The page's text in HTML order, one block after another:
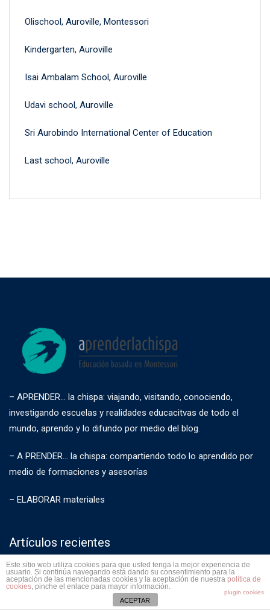
Olischool, Auroville, Montessori
Kindergarten, Auroville
Isai Ambalam School, Auroville
Udavi school, Auroville
Sri Aurobindo International Center of Education
Last school, Auroville
– APRENDER… la chispa: viajando, visitando, conociendo,
investigando escuelas y realidades educacitvas de todo el
mundo, aprendo y lo difundo por medio del blog.
– A PRENDER… la chispa: compartiendo todo lo aprendido por
medio de formaciones y asesorías
– ELABORAR materiales
Artículos recientes
Acompañando escuelas en transformación
10 agosto, 2018
Este sitio web utiliza cookies para que usted tenga la mejor experiencia de
usuario. Si continúa navegando está dando su consentimiento para la
aceptación de las mencionadas cookies y la aceptación de nuestra política de
cookies, pinche el enlace para mayor información.
plugin cookies
ACEPTAR